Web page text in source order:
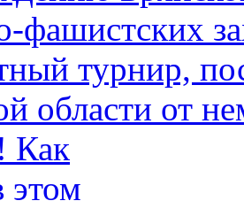
турнир,
области от